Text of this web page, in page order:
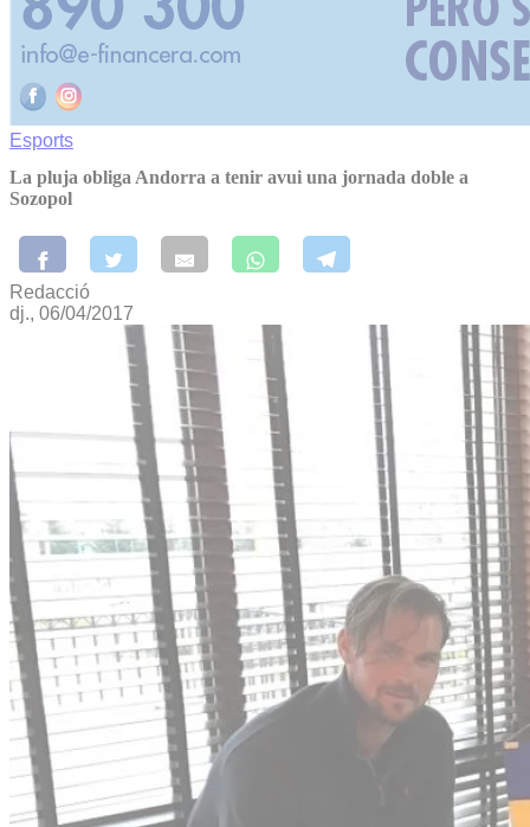
Esports
La pluja obliga Andorra a tenir avui una jornada doble a
Sozopol
Redacció
dj., 06/04/2017